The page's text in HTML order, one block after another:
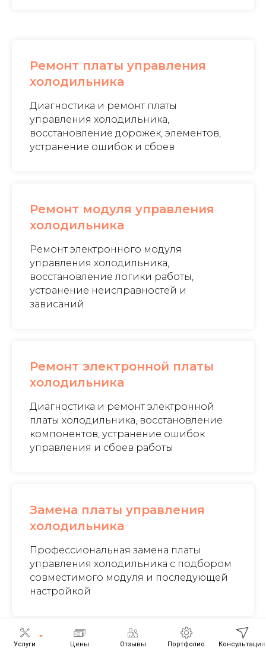
Услуги Цены Отзывы Портфолио Консультация
Ремонт платы управления
холодильника
Диагностика и ремонт платы
управления холодильника,
восстановление дорожек, элементов,
устранение ошибок и сбоев
Ремонт модуля управления
холодильника
Ремонт электронного модуля
управления холодильника,
восстановление логики работы,
устранение неисправностей и
зависаний
Ремонт электронной платы
холодильника
Диагностика и ремонт электронной
платы холодильника, восстановление
компонентов, устранение ошибок
управления и сбоев работы
Замена платы управления
холодильника
Профессиональная замена платы
управления холодильника с подбором
совместимого модуля и последующей
настройкой